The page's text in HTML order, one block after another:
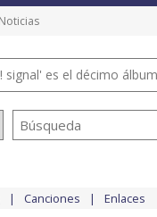
signal' es el décimo
Canciones Enlaces